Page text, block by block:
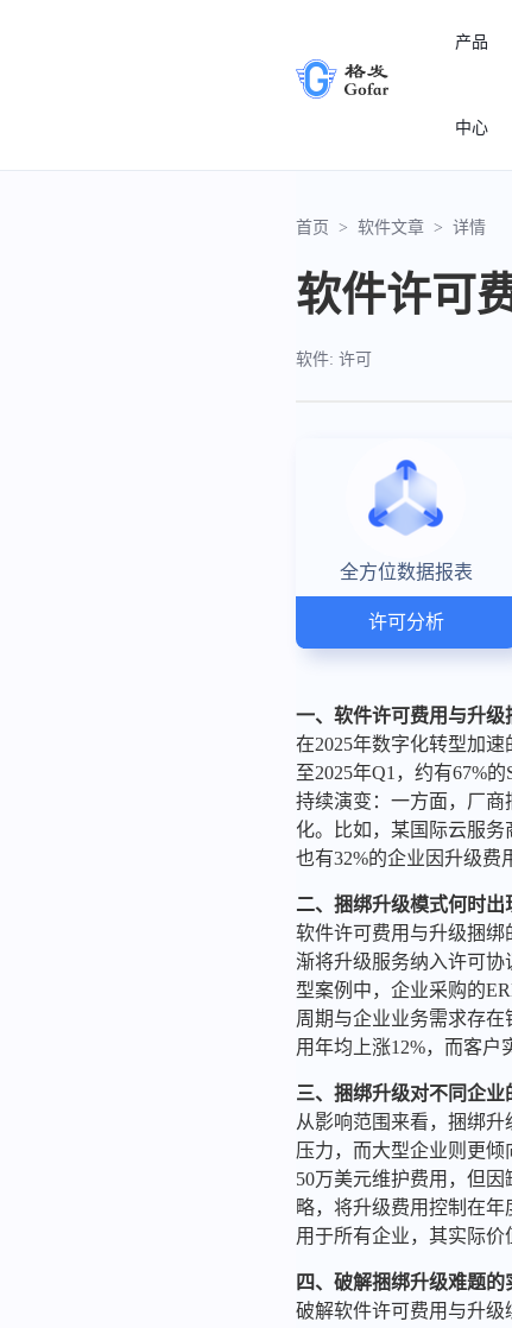
产品
中心
首页 > 软件文章 > 详情
软件许可
软件: 许可
全方位数据报表
许可分析
一、软件许可费用与升级
在2025年数字化转型加
至2025年Q1，约有67%
持续演变：一方面，厂
化。比如，某国际云服
也有32%的企业因升级费
二、捆绑升级模式何时出
软件许可费用与升级捆绑
渐将升级服务纳入许可协
型案例中，企业采购的
周期与企业业务需求存
用年均上涨12%，而客户
三、捆绑升级对不同企业
从影响范围来看，捆绑
压力，而大型企业则更
50万美元维护费用，但
略，将升级费用控制在
用于所有企业，其实际价
四、破解捆绑升级难题的
破解软件许可费用与升级